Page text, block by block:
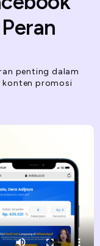
penting dalam
promosi